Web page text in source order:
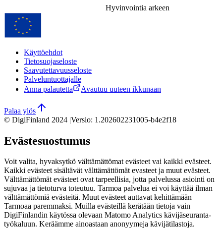
Hyvinvointia arkeen
Käyttöehdot
Tietosuojaseloste
Saavutettavuusseloste
Palveluntuottajalle
Anna palautetta
Avautuu uuteen ikkunaan
Palaa ylös
© DigiFinland 2024 |Versio: 1.202602231005-b4e2f18
Evästesuostumus
Voit valita, hyvaksytkö välttämättömat evästeet vai kaikki evästeet.
Kaikki evästeet sisältävät välttämättömät evasteet ja muut evästeet.
Välttämättömät evästeet ovat tarpeellisia, jotta palvelussa asiointi on
sujuvaa ja tietoturva toteutuu. Tarmoa palvelua ei voi käyttää ilman
välttämättömiä evästeitä. Muut evästeet auttavat kehittämään
Tarmoaa paremmaksi. Muilla evästeillä kerätään tietoja vain
DigiFinlandin käytössa olevaan Matomo Analytics kävijäseuranta-
työkaluun. Keräämme ainoastaan anonyymeja kävijätilastoja.